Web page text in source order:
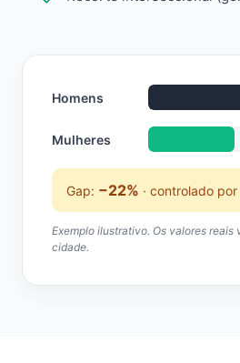
Homens
Mulheres
Gap: −22% · controlado
Exemplo ilustrativo. Os valores reais
cidade.